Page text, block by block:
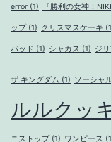
error (1) 『勝利の女神：
ップ (1) クリスマスケーキ
パッド (1) シャカス (1) ジ
ザ キングダム (1) ソーシャ
ルルクッ
ニストップ (1) ワンピース